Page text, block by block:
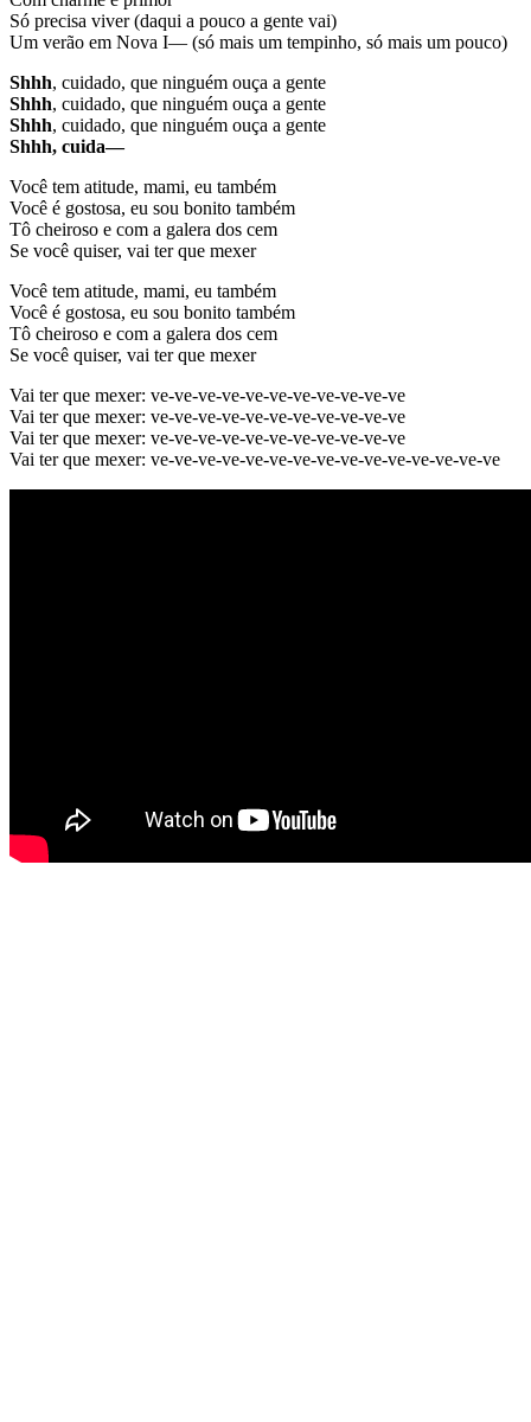
Só precisa viver (daqui a pouco a gente vai)
Um verão em Nova I— (só mais um tempinho, só mais um pouco)
Shhh, cuidado, que ninguém ouça a gente
Shhh, cuidado, que ninguém ouça a gente
Shhh, cuidado, que ninguém ouça a gente
Shhh, cuida—
Você tem atitude, mami, eu também
Você é gostosa, eu sou bonito também
Tô cheiroso e com a galera dos cem
Se você quiser, vai ter que mexer
Você tem atitude, mami, eu também
Você é gostosa, eu sou bonito também
Tô cheiroso e com a galera dos cem
Se você quiser, vai ter que mexer
Vai ter que mexer: ve-ve-ve-ve-ve-ve-ve-ve-ve-ve-ve
Vai ter que mexer: ve-ve-ve-ve-ve-ve-ve-ve-ve-ve-ve
Vai ter que mexer: ve-ve-ve-ve-ve-ve-ve-ve-ve-ve-ve
Vai ter que mexer: ve-ve-ve-ve-ve-ve-ve-ve-ve-ve-ve-ve-ve-ve-ve